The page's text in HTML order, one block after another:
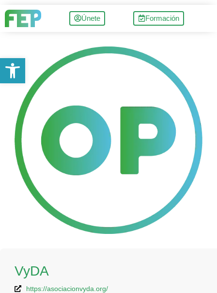
Únete Formación
VyDA
https://asociacionvyda.org/
Abrir barra de herramientas